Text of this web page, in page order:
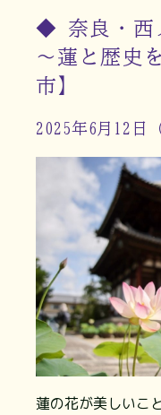
◆ 奈良・西
～蓮と歴史
市】
2025年6月12日
蓮の花が美しいこ